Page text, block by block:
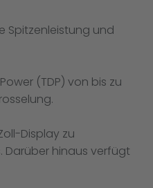
Spitzenleistung und
(TDP) von bis zu
Display zu
Darüber hinaus verfügt